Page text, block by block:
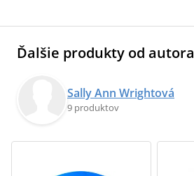
Ďalšie produkty od autora
Sally Ann Wrightová
9 produktov